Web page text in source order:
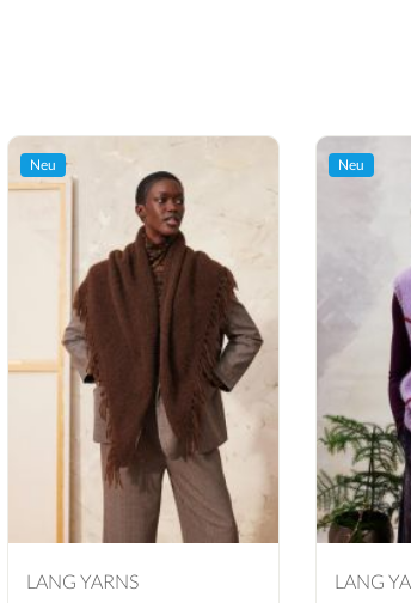
Neu
LANG YARNS
Neu
LANG